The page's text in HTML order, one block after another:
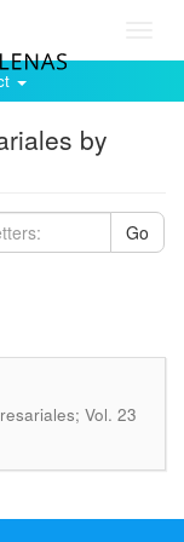
by
Go
Vol. 23